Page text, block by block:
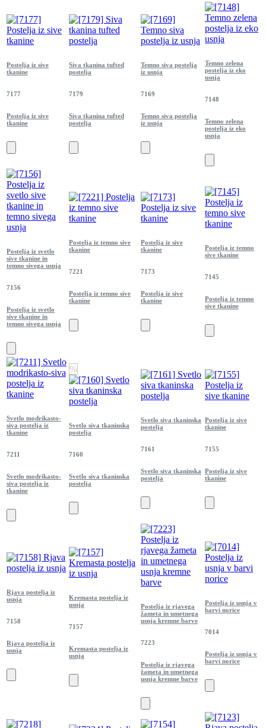
Postelja iz sive
tkanine
7177
Postelja iz sive
tkanine
Siva tkanina tufted
postelja
7179
Siva tkanina tufted
postelja
Temno siva postelja
iz usnja
7169
Temno siva postelja
iz usnja
Temno zelena
postelja iz eko
usnja
7148
Temno zelena
postelja iz eko
usnja
Postelja iz svetlo
sive tkanine in
temno sivega usnja
7156
Postelja iz svetlo
sive tkanine in
temno sivega usnja
Postelja iz temno sive
tkanine
7221
Postelja iz temno sive
tkanine
Postelja iz sive
tkanine
7173
Postelja iz sive
tkanine
Postelja iz temno
sive tkanine
7145
Postelja iz temno
sive tkanine
Svetlo modrikasto-
siva postelja iz
tkanine
7211
Svetlo modrikasto-
siva postelja iz
tkanine
%
Svetlo siva tkaninska
postelja
7160
Svetlo siva tkaninska
postelja
Svetlo siva tkaninska
postelja
7161
Svetlo siva tkaninska
postelja
Postelja iz sive
tkanine
7155
Postelja iz sive
tkanine
Rjava postelja iz
usnja
7158
Rjava postelja iz
usnja
Kremasta postelja iz
usnja
7157
Kremasta postelja iz
usnja
Postelja iz rjavega
žameta in umetnega
usnja kremne barve
7223
Postelja iz rjavega
žameta in umetnega
usnja kremne barve
Postelja iz usnja v
barvi norice
7014
Postelja iz usnja v
barvi norice